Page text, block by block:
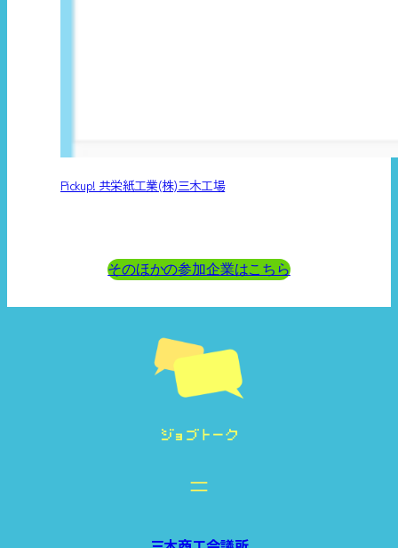
Pickup! 共栄紙工業(株)三木工場
そのほかの参加企業はこちら